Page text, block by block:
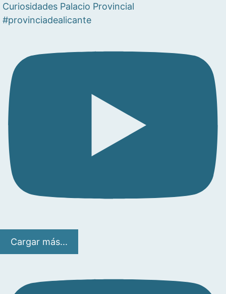
Curiosidades Palacio Provincial
#provinciadealicante
Cargar más...